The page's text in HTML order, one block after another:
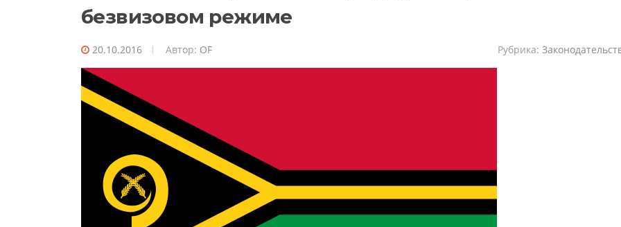
безвизовом режиме
20.10.2016 Автор: OF Рубрика: